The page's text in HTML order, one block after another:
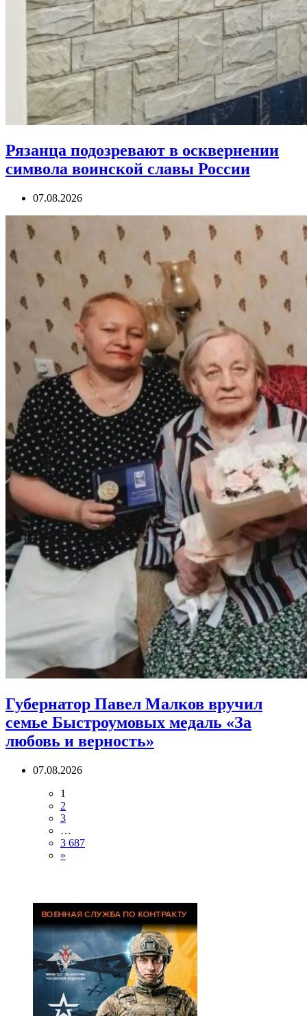
Рязанца подозревают в осквернении
символа воинской славы России
07.08.2026
Губернатор Павел Малков вручил
семье Быстроумовых медаль «За
любовь и верность»
07.08.2026
1
2
3
…
3 687
»